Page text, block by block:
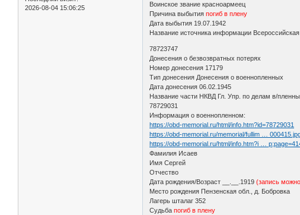
2026-08-04 15:06:25
Воинское звание красноармеец
Причина выбытияпогиб в плену
Дата выбытия 19.07.1942
Название источника информации
78723747
Донесения о безвозвратных потерях
Номер донесения 17179
Тип донесения Донесения о военнопленных
Дата донесения 06.02.1945
Название части НКВД Гл. Упр. по делам в/
78729031
Информация о военнопленном:
https://obd-memorial.ru/html/info.htm?id=78729031
https://obd-memorial.ru/memorial/fullim …
https://obd-memorial.ru/html/info.htm?i …
Фамилия Исаев
Имя Сергей
Отчество
Дата рождения/Возраст __.__.1919(запись
Место рождения Пензенская обл., д. Бобровка
Лагерь шталаг 352
Судьбапогиб в плену